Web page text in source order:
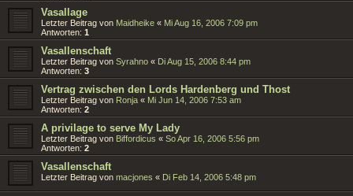
Vasallage
Letzter Beitrag von Maidheike « Mi Aug 16, 2006 7:09 pm
Antworten: 1
Vasallenschaft
Letzter Beitrag von Syrahno « Di Aug 15, 2006 8:44 pm
Antworten: 3
Vertrag zwischen den Lords Hardenberg und Thost
Letzter Beitrag von Ronja « Mi Jun 14, 2006 7:53 am
Antworten: 2
A privilage to serve My Lady
Letzter Beitrag von Biffordicus « So Apr 16, 2006 5:56 pm
Antworten: 2
Vasallenschaft
Letzter Beitrag von macjones « Di Feb 14, 2006 5:48 pm